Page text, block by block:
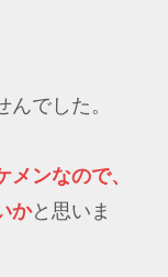
でした。
ンなので、
かと思いま